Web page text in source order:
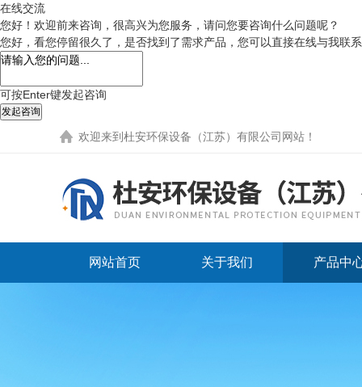
在线交流
您好！欢迎前来咨询，很高兴为您服务，请问您要咨询什么问题呢？
您好，看您停留很久了，是否找到了需求产品，您可以直接在线与我联
可按Enter键发起咨询
发起咨询
欢迎来到 杜安环保设备（江苏）有限公司网站 ！
网站首页 关于我们 产品中